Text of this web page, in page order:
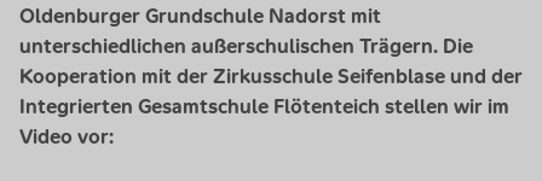
Oldenburger Grundschule Nadorst mit
unterschiedlichen außerschulischen Trägern. Die
Kooperation mit der Zirkusschule Seifenblase und der
Integrierten Gesamtschule Flötenteich stellen wir im
Video vor: